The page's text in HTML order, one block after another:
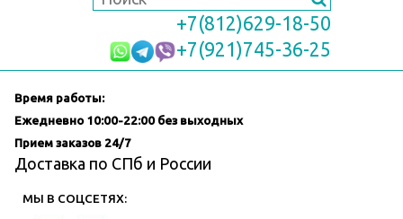
+7(812)629-18-50
+7(921)745-36-25
Время работы:
Ежедневно 10:00-22:00 без выходных
Прием заказов 24/7
Доставка по СПб и России
МЫ В СОЦСЕТЯХ: